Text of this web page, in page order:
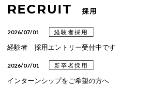
設計事例《総合・専門クリニック》を更新しま
RECRUIT 採用
2026/07/01 経験者採用
経験者 採用エントリー受付中です
2026/07/01 新卒者採用
インターンシップをご希望の方へ